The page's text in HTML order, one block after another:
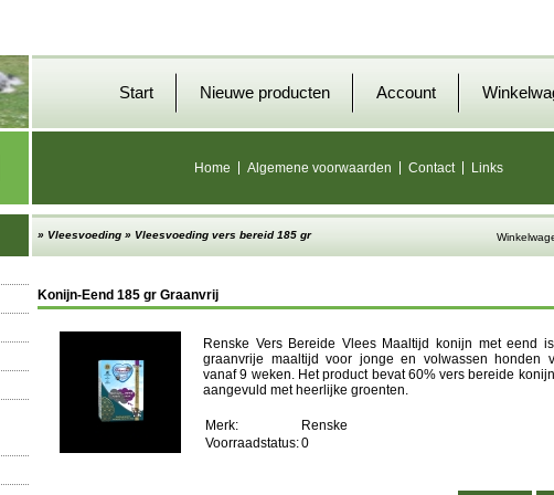
Start Nieuwe producten Account
Home Algemene voorwaarden Contact Links
» Vleesvoeding » Vleesvoeding vers bereid 185 gr
Konijn-Eend 185 gr Graanvrij
Renske Vers Bereide Vlees Maaltijd konijn met eend
graanvrije maaltijd voor jonge en volwassen honden
vanaf 9 weken. Het product bevat 60% vers bereide
aangevuld met heerlijke groenten.
Merk:
Renske
Voorraadstatus:0